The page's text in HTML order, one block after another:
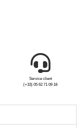
Service client
(+33) 05 62 71 09 18